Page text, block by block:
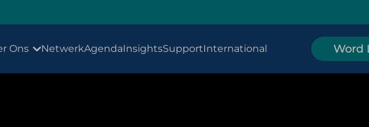
Ons NetwerkAgendaInsightsSupportInternational Word